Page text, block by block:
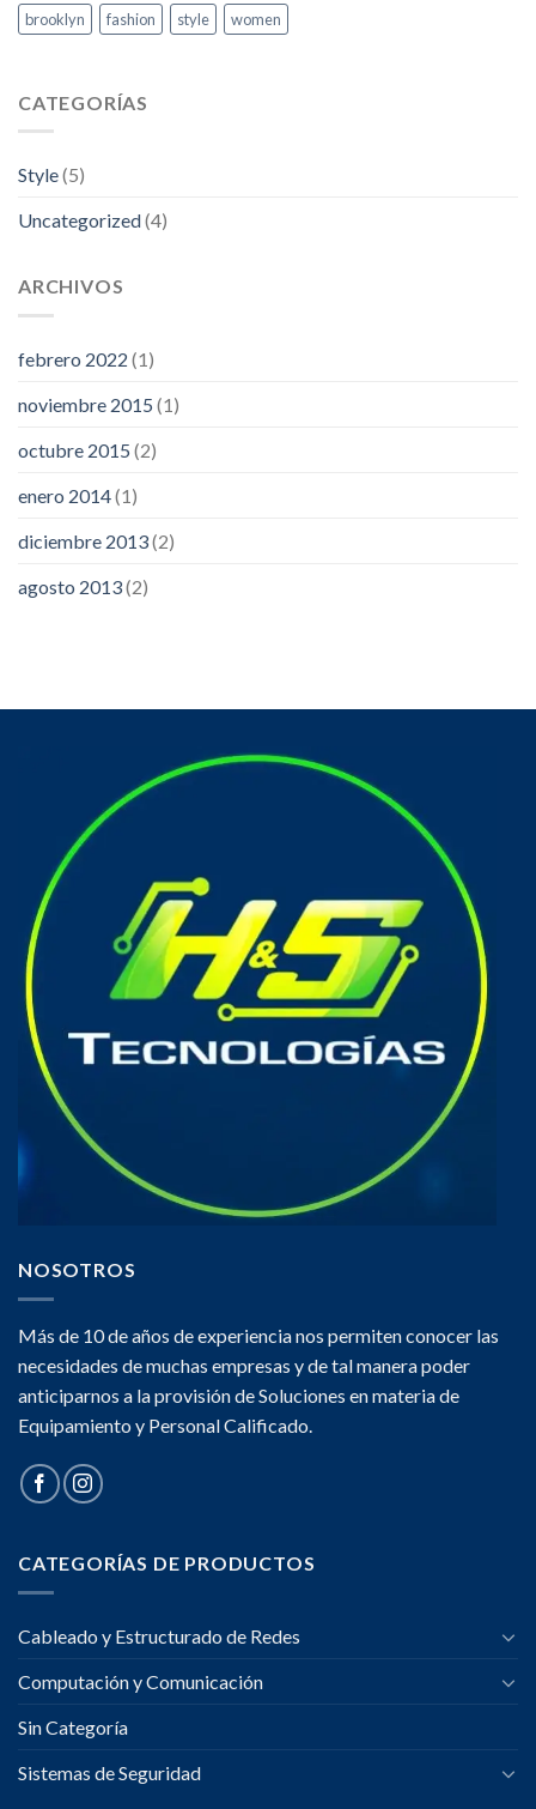
brooklyn fashion style women
CATEGORÍAS
Style(5)
Uncategorized(4)
ARCHIVOS
febrero 2022 (1)
noviembre 2015 (1)
octubre 2015 (2)
enero 2014(1)
diciembre 2013(2)
agosto 2013(2)
NOSOTROS
Más de 10 de años de experiencia nos permiten conocer las
necesidades de muchas empresas y de tal manera poder
anticiparnos a la provisión de Soluciones en materia de
Equipamiento y Personal Calificado.
CATEGORÍAS DE PRODUCTOS
Cableado y Estructurado de Redes
Computación y Comunicación
Sin Categoría
Sistemas de Seguridad